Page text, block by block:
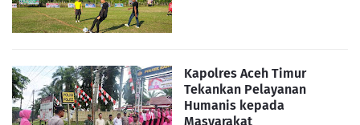
Kapolres Aceh Timur
Tekankan Pelayanan
Humanis kepada
Masyarakat